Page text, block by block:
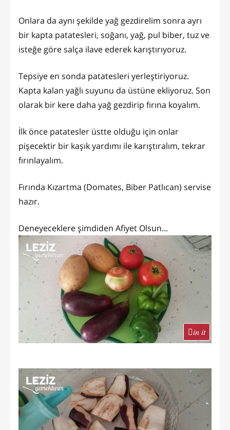
Onlara da aynı şekilde yağ gezdirelim sonra ayrı
bir kapta patatesleri, soğanı, yağ, pul biber, tuz ve
isteğe göre salça ilave ederek karıştırıyoruz.
Tepsiye en sonda patatesleri yerleştiriyoruz.
Kapta kalan yağlı suyunu da üstüne ekliyoruz. Son
olarak bir kere daha yağ gezdirip fırına koyalım.
İlk önce patatesler üstte olduğu için onlar
pişecektir bir kaşık yardımı ile karıştıralım, tekrar
fırınlayalım.
Fırında Kızartma (Domates, Biber Patlıcan) servise
hazır.
Deneyeceklere şimdiden Afiyet Olsun...
in it